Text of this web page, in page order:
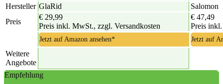
Hersteller GlaRid
Salomon
Preis
€ 29,99
Preis inkl. MwSt., zzgl. Versandkosten
€ 47,49
Preis
Jetzt auf Amazon ansehen* Jetzt auf
Weitere
Angebote
Empfehlung